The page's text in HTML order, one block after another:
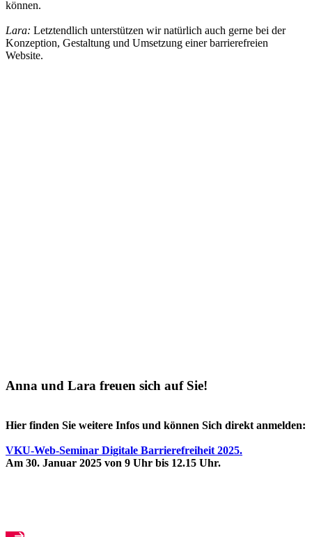
können.
Lara: Letztendlich unterstützen wir natürlich auch gerne bei der
Konzeption, Gestaltung und Umsetzung einer barrierefreien
Website.
Anna und Lara freuen sich auf Sie!
Hier finden Sie weitere Infos und können Sich direkt anmelden:
VKU-Web-Seminar Digitale Barrierefreiheit 2025.
Am 30. Januar 2025 von 9 Uhr bis 12.15 Uhr.